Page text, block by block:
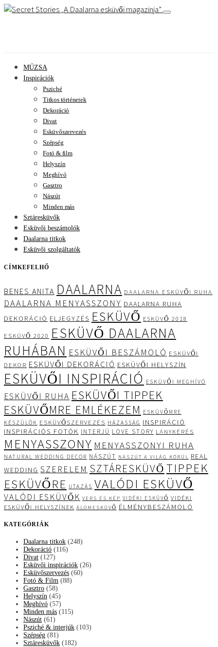
A Daalarna esküvői magazinja
MÚZSA
Inspirációk
Psziché
Titkos történetek
Dekoráció
Divat
Esküvőszervezés
Szépség
Fotó & film
Helyszín
Meghívó
Gasztro
Nászút
Minden más
Sztáresküvők
Esküvői beszámolók
Daalarna titkok
Esküvői szolgáltatók
CÍMKEFELHŐ
BENES ANITA DAALARNA DAALARNA ESKÜVŐI RUHA
DAALARNA MENYASSZONY DAALARNA RUHA
DEKORÁCIÓ ELJEGYZÉS ESKÜVŐ ESKÜVŐ 2018
ESKÜVŐ 2020 ESKÜVŐ DAALARNA
RUHÁBAN ESKÜVŐI BESZÁMOLÓ ESKÜVŐI
DEKOR ESKÜVŐI DEKORÁCIÓ ESKÜVŐI HELYSZÍN
ESKÜVŐI INSPIRÁCIÓ ESKÜVŐI MEGHÍVÓ
ESKÜVŐI RUHA ESKÜVŐI TIPPEK
ESKÜVŐMRE EMLÉKEZEM
ESKÜVŐMRE
KÉSZÜLÖK ESKÜVŐSZERVEZÉS HÁZASSÁG INSPIRÁCIÓ
INSPIRÁCIÓS FOTÓK INTERJÚ LOVE STORY LÁNYKÉRÉS
MENYASSZONY MENYASSZONYI RUHA
NATURAL WEDDING DECOR NÁSZÚT NÁSZÚT A VILÁG KÖRÜL REAL
WEDDING SZERELEM SZTÁRESKÜVŐ TIPPEK
ESKÜVŐRE UTAZÁS VALÓDI ESKÜVŐ
VALÓDI ESKÜVŐK VERS ÉS KÉP VIDÉKI ESKÜVŐ VIDÉKI
ESKÜVŐI HELYSZÍNEK ÁLOMESKÜVŐ ÉLMÉNYBESZÁMOLÓ
KATEGÓRIÁK
Daalarna titkok (248)
Dekoráció (116)
Divat (127)
Esküvői inspirációk (26)
Esküvőszervezés (60)
Fotó & Film (88)
Gasztro (58)
Helyszín (45)
Meghívó (57)
Minden más (115)
Nászút (61)
Psziché & interjúk (103)
Szépség (81)
Sztáresküvők (182)